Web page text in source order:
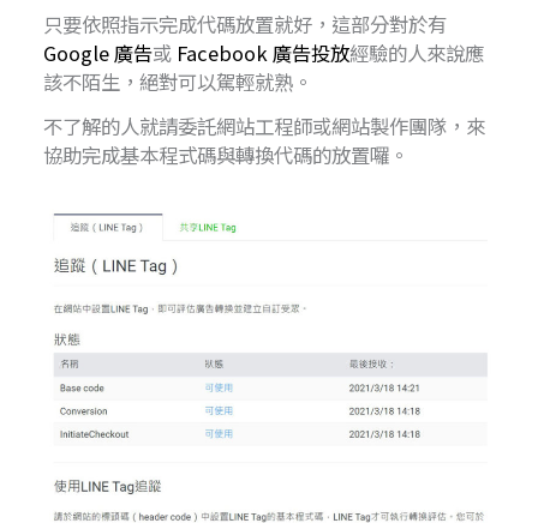
只要依照指示完成代碼放置就好，這部分對於有
Google 廣告或 Facebook 廣告投放經驗的人來說應
該不陌生，絕對可以駕輕就熟。
不了解的人就請委託網站工程師或網站製作團隊，來
協助完成基本程式碼與轉換代碼的放置囉。